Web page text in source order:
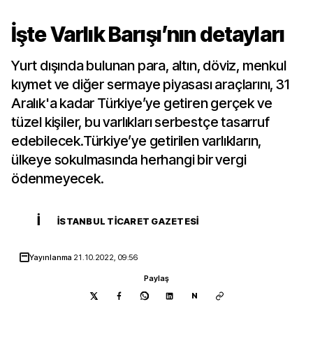
İşte Varlık Barışı’nın detayları
Yurt dışında bulunan para, altın, döviz, menkul
kıymet ve diğer sermaye piyasası araçlarını, 31
Aralık'a kadar Türkiye’ye getiren gerçek ve
tüzel kişiler, bu varlıkları serbestçe tasarruf
edebilecek.Türkiye’ye getirilen varlıkların,
ülkeye sokulmasında herhangi bir vergi
ödenmeyecek.
İ İSTANBUL TICARET GAZETESI
Yayınlanma 21.10.2022, 09:56
Paylaş
N